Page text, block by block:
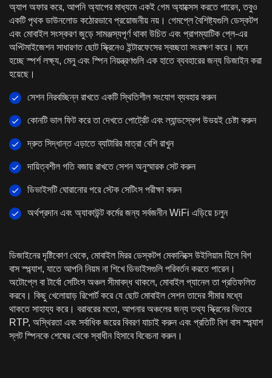
অ্যাপ অফার করে, আপনি অ্যাপের মাধ্যমে একই গেম অ্যাক্সেস করতে পারেন, তবুও
একটি পৃথক ডাউনলোড কঠোরভাবে প্রয়োজনীয় নয়। গেমপ্লে বৈশিষ্ট্যগুলি ডেস্কটপ
এবং মোবাইল সংস্করণ জুড়ে সামঞ্জস্যপূর্ণ থাকা উচিত এবং প্রাগম্যাটিক প্লে-এর
অপ্টিমাইজেশন সাধারণত ছোট স্ক্রিনেও ইন্টারফেসের স্বচ্ছতা সংরক্ষণ করে। মনে
হচ্ছে স্পর্শ লক্ষ্য, মেনু এবং স্পিন নিয়ন্ত্রণগুলি এক হাতে ব্যবহারের জন্য ডিজাইন করা
হয়েছে।
সেশন নিরবচ্ছিন্ন রাখতে একটি স্থিতিশীল সংযোগ ব্যবহার করুন
কোনটি ভাল ফিট করে তা দেখতে পোর্ট্রেট এবং ল্যান্ডস্কেপ উভয়ই চেষ্টা করুন
দ্রুত সিদ্ধান্ত এড়াতে ব্যাটারির মাত্রা বেশি রাখুন
দায়িত্বশীল গতি বজায় রাখতে সেশন অনুস্মারক সেট করুন
ডিভাইসটি ঘোরানোর পরে স্টেক সেটিংস পরীক্ষা করুন
অর্থপ্রদান এবং অ্যাকাউন্ট কর্মের জন্য সর্বজনীন WiFi এড়িয়ে চলুন
ডিজাইনের দৃষ্টিকোণ থেকে, মোবাইল মিরর ডেস্কটপ মেকানিক্সে উইলিয়াম হিলে বিগ
বাস স্প্ল্যাশ, যাতে আপনি নিয়ম না শিখে ডিভাইসগুলি পরিবর্তন করতে পারেন।
অটোপ্লে বা টার্বো সেটিংস অঞ্চল সীমাবদ্ধ থাকলে, মোবাইল প্যানেল তা প্রতিফলিত
করবে। কিছু খেলোয়াড় রিপোর্ট করে যে ছোট মোবাইল সেশন তাদের সীমার মধ্যে
থাকতে সাহায্য করে। বরাবরের মতো, আপনার অঞ্চলের জন্য তথ্য স্ক্রিনের ভিতরে
RTP, অস্থিরতা এবং সর্বাধিক জয়ের বিবরণ যাচাই করুন এবং প্রতিটি বিগ বাস স্প্ল্যাশ
স্লট স্পিনকে শেষের থেকে স্বাধীন হিসাবে বিবেচনা করুন।